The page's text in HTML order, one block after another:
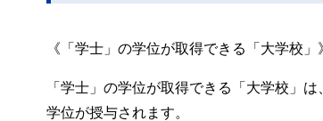
《「学士」の学位が取得できる「大学校」
「学士」の学位が取得できる「大学校」
学位が授与されます。